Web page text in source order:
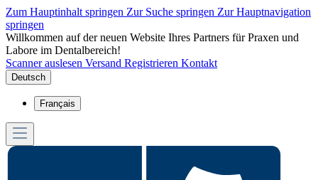
Zum Hauptinhalt springen Zur Suche springen Zur Hauptnavigation
springen
Willkommen auf der neuen Website Ihres Partners für Praxen und
Labore im Dentalbereich!
Scanner auslesen Versand Registrieren Kontakt
Deutsch
Français